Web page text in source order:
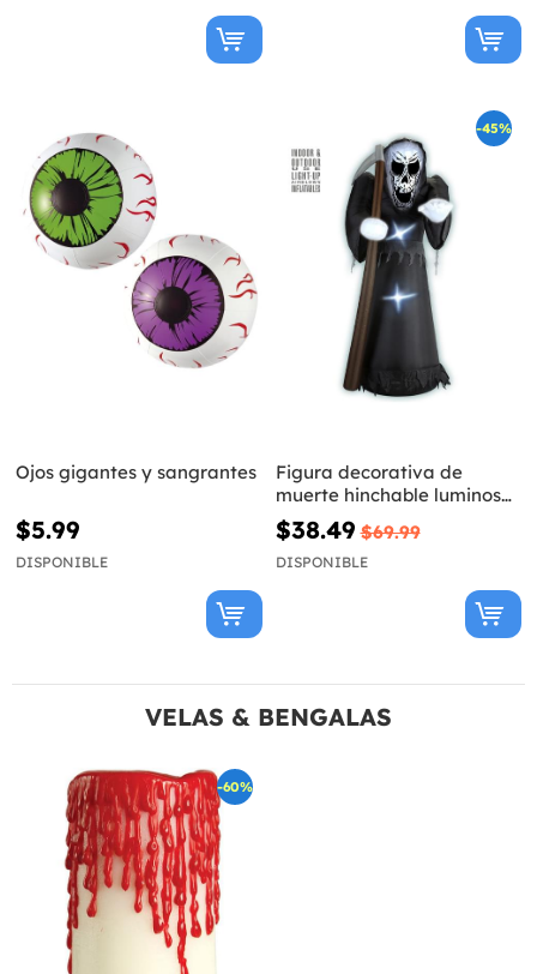
Ojos gigantes y sangrantes
$5.99
DISPONIBLE
-45%
Figura decorativa de
muerte hinchable luminosa
gigante
$38.49 $69.99
DISPONIBLE
VELAS & BENGALAS
-60%